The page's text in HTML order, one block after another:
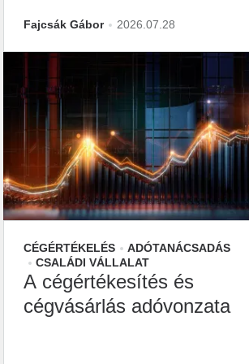
Fajcsák Gábor 2026.07.28
CÉGÉRTÉKELÉS
ADÓTANÁCSADÁS
CSALÁDI VÁLLALAT
A cégértékesítés és
cégvásárlás adóvonzata